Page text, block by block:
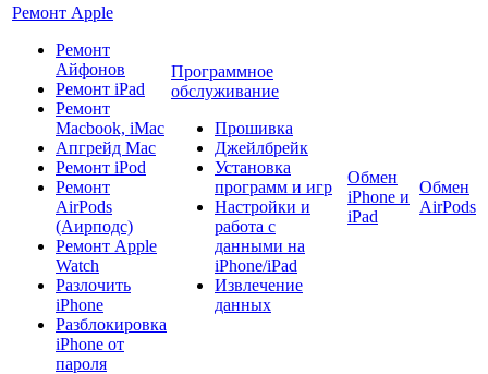
Ремонт Apple
Ремонт
Айфонов
Ремонт iPad
Ремонт
Macbook, iMac
Апгрейд Mac
Ремонт iPod
Ремонт
AirPods
(Аирподс)
Ремонт Apple
Watch
Разлочить
iPhone
Разблокировка
iPhone от
пароля
Программное
обслуживание
Прошивка
Джейлбрейк
Установка
программ и игр
Настройки и
работа с
данными на
iPhone/iPad
Извлечение
данных
Обмен
iPhone и
iPad
Обмен
AirPods